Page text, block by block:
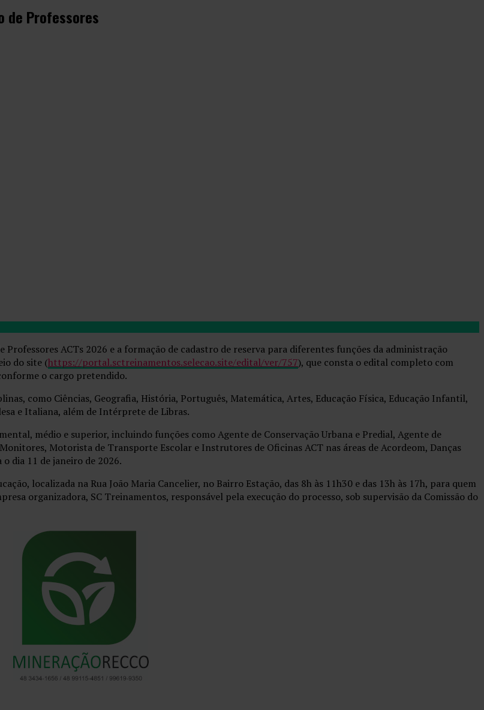
de Professores
ACTs 2026 e a formação de cadastro de reserva para diferentes funções da administração
do site (https://portal.sctreinamentos.selecao.site/edital/ver/757), que consta o edital completo com
o cargo pretendido.
como Ciências, Geografia, História, Português, Matemática, Artes, Educação Física, Educação Infantil,
e Italiana, além de Intérprete de Libras.
médio e superior, incluindo funções como Agente de Conservação Urbana e Predial, Agente de
Motorista de Transporte Escolar e Instrutores de Oficinas ACT nas áreas de Acordeom, Danças
dia 11 de janeiro de 2026.
localizada na Rua João Maria Cancelier, no Bairro Estação, das 8h às 11h30 e das 13h às 17h, para quem
organizadora, SC Treinamentos, responsável pela execução do processo, sob supervisão da Comissão do